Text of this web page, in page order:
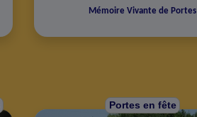
Mémoire Vivante de Portes
Portes en fête